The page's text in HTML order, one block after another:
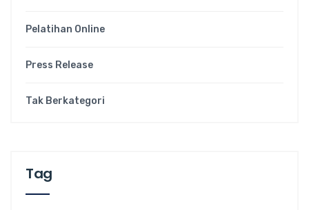
Pelatihan Online
Press Release
Tak Berkategori
Tag